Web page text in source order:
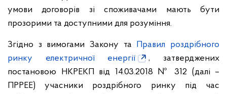
умови договорів зі споживачами мають бути
прозорими та доступними для розуміння.
Згідно з вимогами Закону та Правил роздрібного
ринку електричної енергії
, затверджених
постановою НКРЕКП від 14.03.2018 № 312 (далі –
ПРРЕЕ) учасники роздрібного ринку під час